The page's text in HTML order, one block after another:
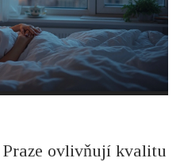
Praze ovlivňují kvalitu